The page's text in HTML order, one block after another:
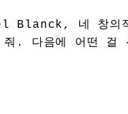
Blanck, 네 창의
줘. 다음에 어떤 걸